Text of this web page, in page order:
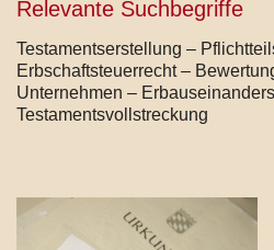
Relevante Suchbegriffe
Testamentserstellung –
Erbschaftsteuerrecht –
Unternehmen –
Testamentsvollstreckung